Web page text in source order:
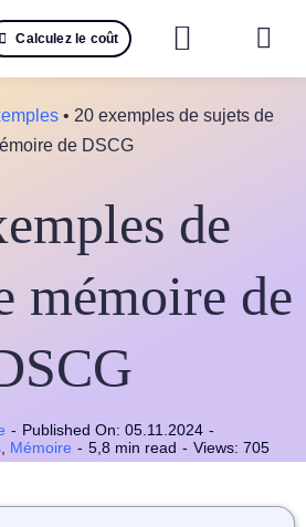
Calculez le coût
📝
• 20 exemples de sujets de
de DSCG
de
mémoire de
- Published On: 05.11.2024 -
Mémoire - 5,8 min read - Views: 705